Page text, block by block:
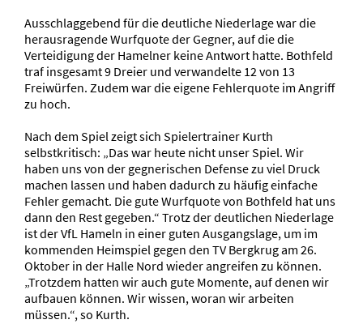
Ausschlaggebend für die deutliche Niederlage war die
herausragende Wurfquote der Gegner, auf die die
Verteidigung der Hamelner keine Antwort hatte. Bothfeld
traf insgesamt 9 Dreier und verwandelte 12 von 13
Freiwürfen. Zudem war die eigene Fehlerquote im Angriff
zu hoch.
Nach dem Spiel zeigt sich Spielertrainer Kurth
selbstkritisch: „Das war heute nicht unser Spiel. Wir
haben uns von der gegnerischen Defense zu viel Druck
machen lassen und haben dadurch zu häufig einfache
Fehler gemacht. Die gute Wurfquote von Bothfeld hat uns
dann den Rest gegeben.“ Trotz der deutlichen Niederlage
ist der VfL Hameln in einer guten Ausgangslage, um im
kommenden Heimspiel gegen den TV Bergkrug am 26.
Oktober in der Halle Nord wieder angreifen zu können.
„Trotzdem hatten wir auch gute Momente, auf denen wir
aufbauen können. Wir wissen, woran wir arbeiten
müssen.“, so Kurth.